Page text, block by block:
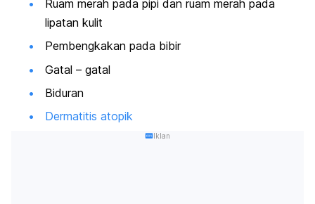
Ruam merah pada pipi dan ruam merah pada
lipatan kulit
Pembengkakan pada bibir
Gatal – gatal
Biduran
Dermatitis atopik
Iklan